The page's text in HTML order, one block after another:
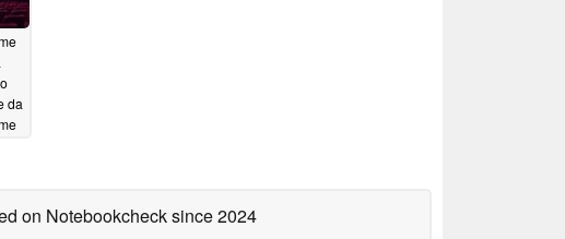
da
on Notebookchecksince 2024